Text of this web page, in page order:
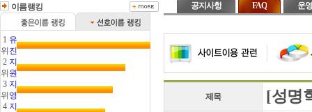
이름랭킹
1
위
유
진
2
위
지
원
3
위
지
영
4 지
공지사항 FAQ 운
제목
[성명